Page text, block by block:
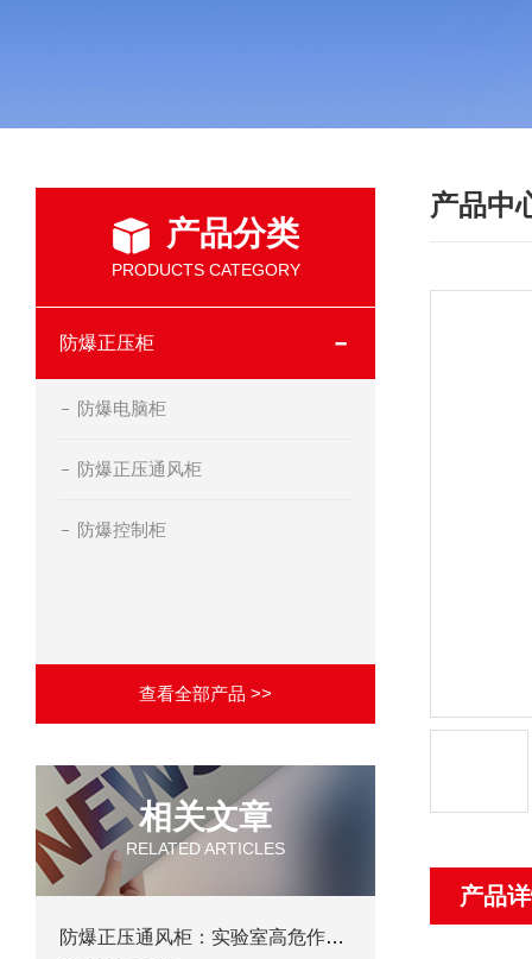
产品分类
PRODUCTS CATEGORY
防爆正压柜
防爆电脑柜
防爆正压通风柜
防爆控制柜
查看全部产品 >>
相关文章
RELATED ARTICLES
防爆正压通风柜：实验室高危作业的安全防护载体
产品中
产品